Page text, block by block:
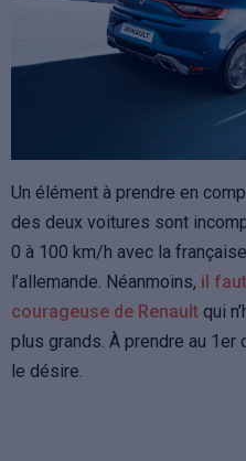
Un élément à prendre en
des deux voitures sont
0 à 100 km/h avec la
l’allemande. Néanmoins, il
courageuse de Renault qui
plus grands. À prendre au 1er
le désire.